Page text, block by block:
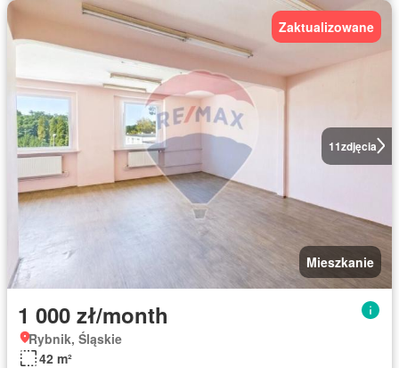
11zdjęcia
Zaktualizowane
Mieszkanie
1 000 zł/month
Rybnik, Śląskie
42 m²